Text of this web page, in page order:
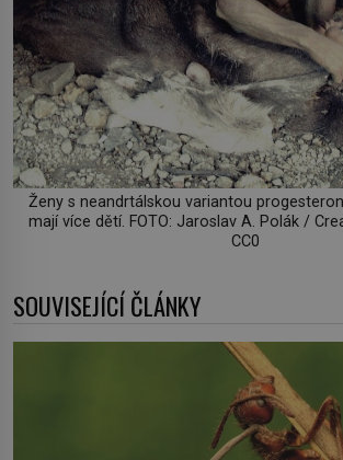
Ženy s neandrtálskou variantou
mají více dětí. FOTO: Jaroslav A. Polák /
CC0
SOUVISEJÍCÍ ČLÁNKY